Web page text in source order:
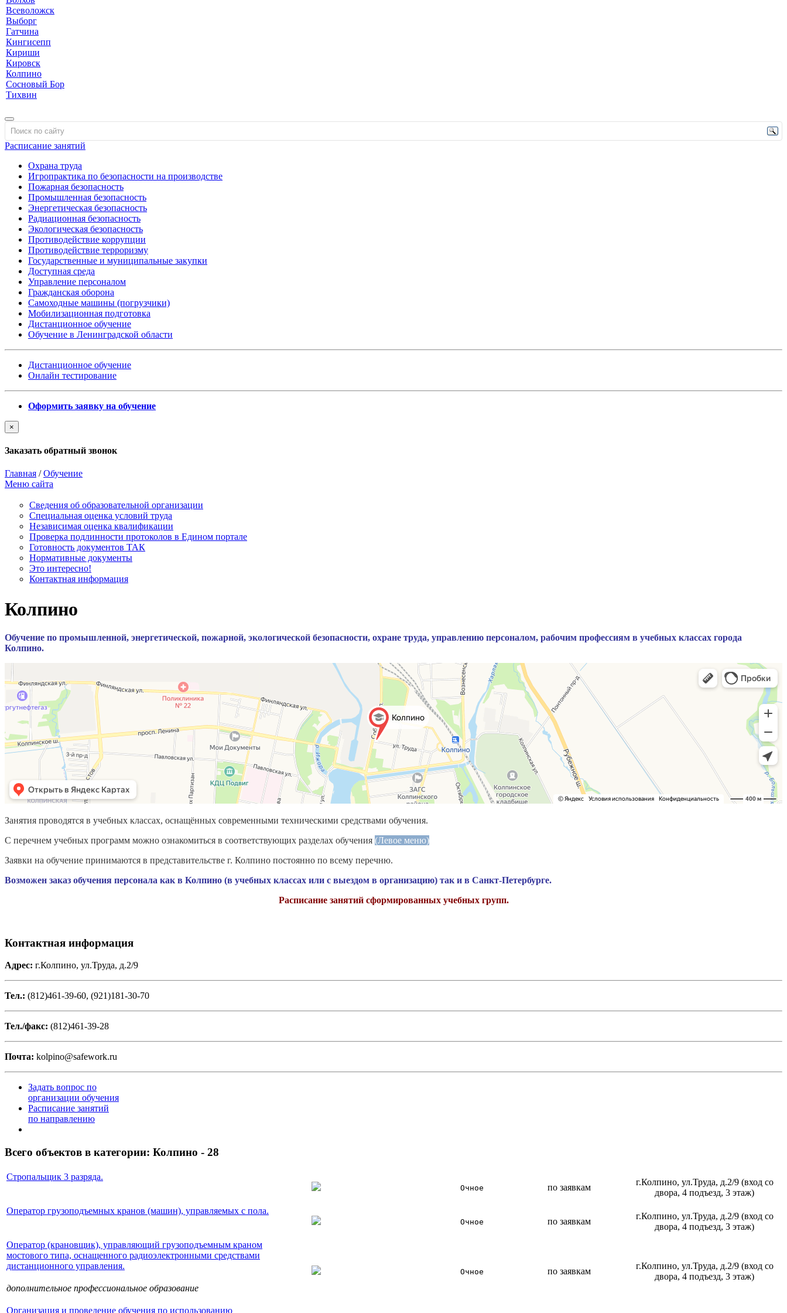
Всеволожск
Выборг
Гатчина
Кингисепп
Кириши
Кировск
Колпино
Сосновый Бор
Тихвин
Расписание занятий
Охрана труда
Игропрактика по безопасности на производстве
Пожарная безопасность
Промышленная безопасность
Энергетическая безопасность
Радиационная безопасность
Экологическая безопасность
Противодействие коррупции
Противодействие терроризму
Государственные и муниципальные закупки
Доступная среда
Управление персоналом
Гражданская оборона
Самоходные машины (погрузчики)
Мобилизационная подготовка
Дистанционное обучение
Обучение в Ленинградской области
Дистанционное обучение
Онлайн тестирование
Оформить заявку на обучение
×
Заказать обратный звонок
Главная /Обучение
Меню сайта
Сведения об образовательной организации
Cпециальная оценка условий труда
Независимая оценка квалификации
Проверка подлинности протоколов в Едином портале
Готовность документов ТАК
Нормативные документы
Это интересно!
Контактная информация
Колпино
Обучение по промышленной, энергетической, пожарной, экологической безопасности, охране труда, управлению персоналом, рабочим профессиям в учебных классах города
Колпино.
Занятия проводятся в учебных классах, оснащённых современными техническими средствами обучения.
С перечнем учебных программ можно ознакомиться в соответствующих разделах обучения (Левое меню)
Заявки на обучение принимаются в представительстве г. Колпино постоянно по всему перечню.
Возможен заказ обучения персонала как в Колпино (в учебных классах или с выездом в организацию) так и в Санкт-Петербурге.
Расписание занятий сформированных учебных групп.
Контактная информация
Адрес: г.Колпино, ул.Труда, д.2/9
Тел.: (812)461-39-60, (921)181-30-70
Тел./факс: (812)461-39-28
Почта: kolpino@safework.ru
Задать вопрос по
организации обучения
Расписание занятий
по направлению
Всего объектов в категории: Колпино - 28
Стропальщик 3 разряда.
Очное по заявкам
г.Колпино, ул.Труда, д.2/9 (вход со
двора, 4 подъезд, 3 этаж)
Оператор грузоподъемных кранов (машин), управляемых с пола.
Очное по заявкам
г.Колпино, ул.Труда, д.2/9 (вход со
двора, 4 подъезд, 3 этаж)
Оператор (крановщик), управляющий грузоподъемным краном
мостового типа, оснащенного радиоэлектронными средствами
дистанционного управления.
дополнительное профессиональное образование
Очное по заявкам
г.Колпино, ул.Труда, д.2/9 (вход со
двора, 4 подъезд, 3 этаж)
Организация и проведение обучения по использованию